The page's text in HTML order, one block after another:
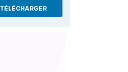
TÉLÉCHARGER